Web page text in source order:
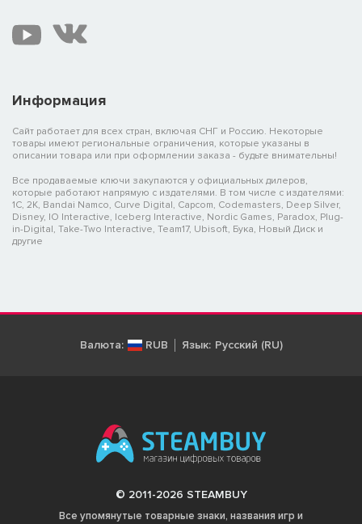
Информация
Сайт работает для всех стран, включая СНГ и Россию. Некоторые
товары имеют региональные ограничения, которые указаны в
описании товара или при оформлении заказа - будьте внимательны!
Все продаваемые ключи закупаются у официальных дилеров,
которые работают напрямую с издателями. В том числе с издателями:
1C, 2K, Bandai Namco, Curve Digital, Capcom, Codemasters, Deep Silver,
Disney, IO Interactive, Iceberg Interactive, Nordic Games, Paradox, Plug-
in-Digital, Take-Two Interactive, Team17, Ubisoft, Бука, Новый Диск и
другие
Валюта: RUB Язык: Русский (RU)
© 2011-2026 STEAMBUY
Все упомянутые товарные знаки, названия игр и